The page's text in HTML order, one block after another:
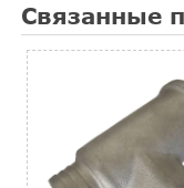
Связанные